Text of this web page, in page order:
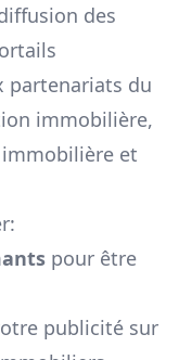
des
partenariats du
immobilière,
et
pour être
publicité sur